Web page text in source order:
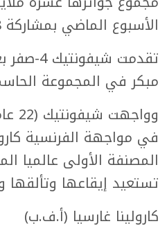
الأسبوع الماضي بمشاركة 18 منتخبا.
تقدمت
مبكر في المجموعة
في مواجهة الفرنسية
المصنفة الأولى عالميا
تستعيد إيقاعها وتألقها وتفوز 4-6
كارولينا غارسيا (أ.ف.ب)